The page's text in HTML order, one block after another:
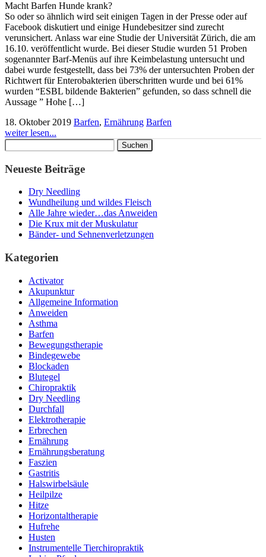
Macht Barfen Hunde krank?
So oder so ähnlich wird seit einigen Tagen in der Presse oder auf
Facebook diskutiert und einige Hundebesitzer sind zurecht
verunsichert. Anlass war eine Studie der Universität Zürich, die am
16.10. veröffentlicht wurde. Bei dieser Studie wurden 51 Proben
sogenannter Barf-Menüs auf ihre Keimbelastung untersucht und
dabei wurde festgestellt, dass bei 73% der untersuchten Proben der
Richtwert für Enterobakterien überschritten wurde und bei 61%
wurden “ESBL bildende Bakterien” gefunden, so dass schnell die
Aussage ” Hohe […]
18. Oktober 2019 Barfen, Ernährung Barfen
weiter lesen...
Suchen
nach:
Neueste Beiträge
Dry Needling
Wundheilung und wildes Fleisch
Alle Jahre wieder…das Anweiden
Die Krux mit der Muskulatur
Bänder- und Sehnenverletzungen
Kategorien
Activator
Akupunktur
Allgemeine Information
Anweiden
Asthma
Barfen
Bewegungstherapie
Bindegewebe
Blockaden
Blutegel
Chiropraktik
Dry Needling
Durchfall
Elektrotherapie
Erbrechen
Ernährung
Ernährungsberatung
Faszien
Gastritis
Halswirbelsäule
Heilpilze
Hitze
Horizontaltherapie
Hufrehe
Husten
Instrumentelle Tierchiropraktik